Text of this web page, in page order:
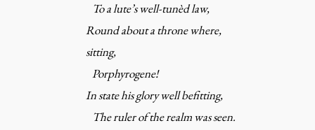
To a lute’s well-tunèd law,
Round about a throne where,
sitting,
Porphyrogene!
In state his glory well befitting,
The ruler of the realm was seen.